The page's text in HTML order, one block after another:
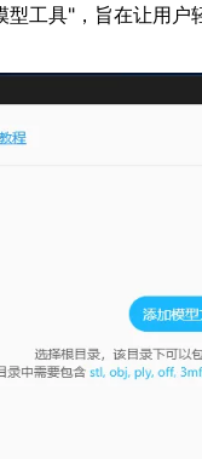
型工具"，旨在让用